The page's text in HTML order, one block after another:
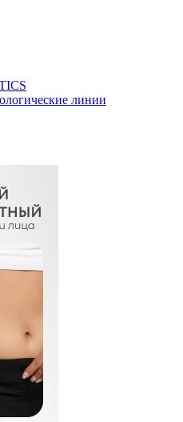
линии